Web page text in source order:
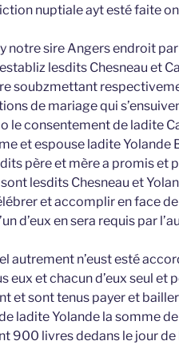
nuptiale ayt esté faite
notre sire Angers endroit
lesdits Chesneau et
soubzmettant
de mariage qui
le consentement de ladite
et espouse ladite Yolande
père et mère a promis et
lesdits Chesneau et
et accomplir en face
d’eux en sera requis par
autrement n’eust esté
eux et chacun d’eux seul et
et sont tenus payer et
ladite Yolande la somme de
900 livres dedans le jour